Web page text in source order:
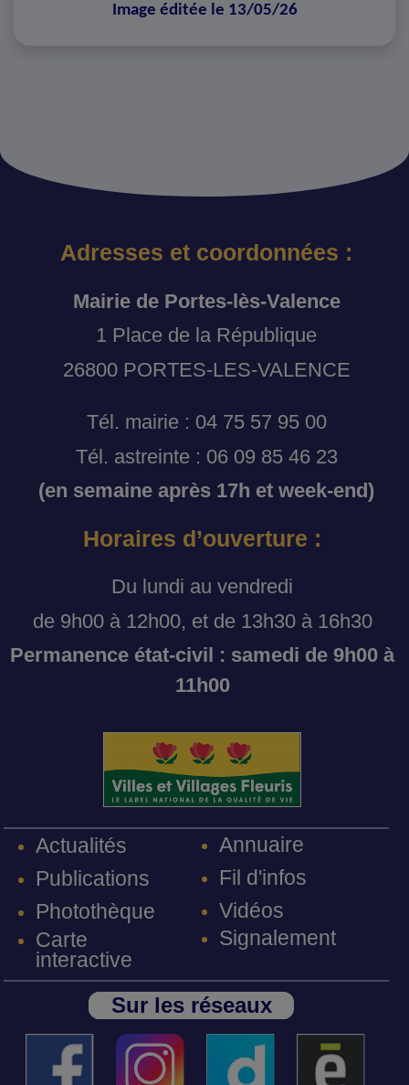
Image éditée le 13/05/26
Adresses et coordonnées :
Mairie de Portes-lès-Valence
1 Place de la République
26800 PORTES-LES-VALENCE
Tél. mairie : 04 75 57 95 00
Tél. astreinte : 06 09 85 46 23
(en semaine après 17h et week-end)
Horaires d’ouverture :
Du lundi au vendredi
de 9h00 à 12h00, et de 13h30 à 16h30
Permanence état-civil : samedi de 9h00 à
11h00
Actualités
Publications
Photothèque
Carte
interactive
Annuaire
Fil d'infos
Vidéos
Signalement
Sur les réseaux